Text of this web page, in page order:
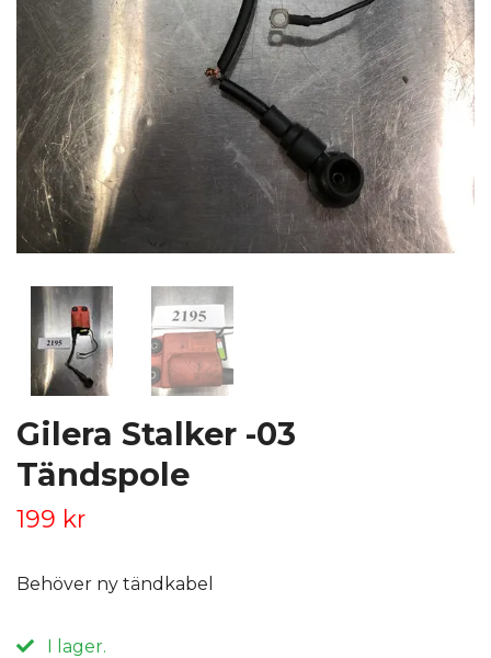
Gilera Stalker -03
Tändspole
199 kr
Behöver ny tändkabel
I lager.